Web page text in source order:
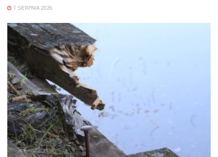
1 SIERPNIA 2026